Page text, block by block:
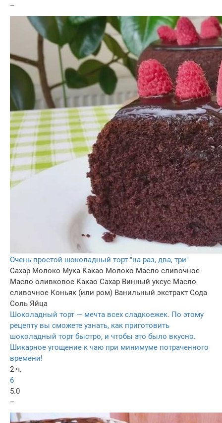
–
Очень простой шоколадный торт "на раз, два, три"
Сахар Молоко Мука Какао Молоко Масло сливочное
Масло оливковое Какао Сахар Винный уксус Масло
сливочное Коньяк (или ром) Ванильный экстракт Сода
Соль Яйца
Шоколадный торт — мечта всех сладкоежек. По этому
рецепту вы сможете узнать, как приготовить
шоколадный торт быстро, и чтобы это было вкусно.
Шикарное угощение к чаю при минимуме потраченного
времени!
2 ч.
6
5.0
–